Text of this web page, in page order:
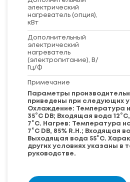
электрический
нагреватель (опция),
кВт
Дополнительный
электрический
нагреватель
(электропитание), В/
Гц/Ф
Примечание
Параметры
приведены при следующих
Охлаждение: Температура
35°C DB; Входящая вода
7°C. Нагрев: Температура
7°C DB, 85% R.H.; Входящая
Выходящая вода 55°C.
других условиях указаны в
руководстве.